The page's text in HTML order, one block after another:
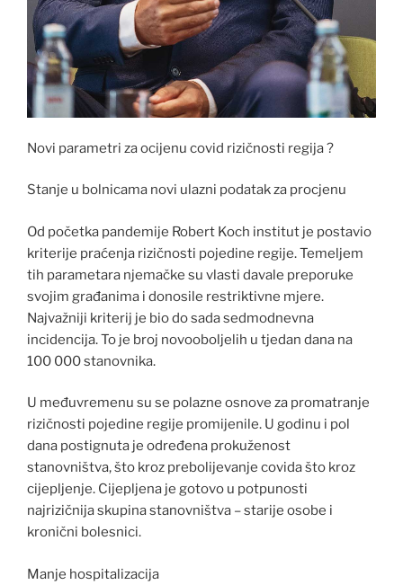
Novi parametri za ocijenu covid rizičnosti regija ?
Stanje u bolnicama novi ulazni podatak za procjenu
Od početka pandemije Robert Koch institut je postavio
kriterije praćenja rizičnosti pojedine regije. Temeljem
tih parametara njemačke su vlasti davale preporuke
svojim građanima i donosile restriktivne mjere.
Najvažniji kriterij je bio do sada sedmodnevna
incidencija. To je broj novooboljelih u tjedan dana na
100 000 stanovnika.
U međuvremenu su se polazne osnove za promatranje
rizičnosti pojedine regije promijenile. U godinu i pol
dana postignuta je određena prokuženost
stanovništva, što kroz prebolijevanje covida što kroz
cijepljenje. Cijepljena je gotovo u potpunosti
najrizičnija skupina stanovništva – starije osobe i
kronični bolesnici.
Manje hospitalizacija